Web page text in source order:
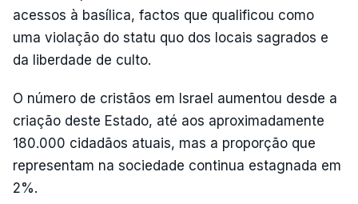
acessos à basílica, factos que qualificou como
uma violação do statu quo dos locais sagrados e
da liberdade de culto.
O número de cristãos em Israel aumentou desde a
criação deste Estado, até aos aproximadamente
180.000 cidadãos atuais, mas a proporção que
representam na sociedade continua estagnada em
2%.